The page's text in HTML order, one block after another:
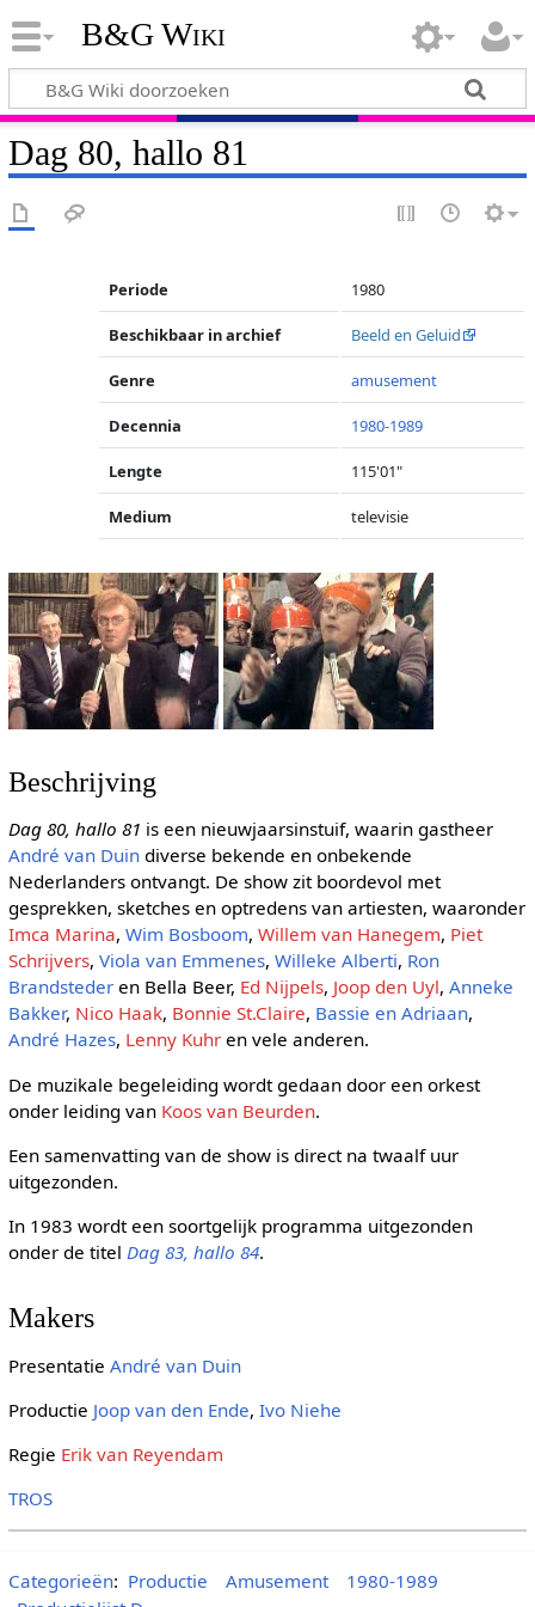
B&G Wiki
Dag 80, hallo 81
Periode 1980
Beschikbaar in archief Beeld en Geluid
Genre amusement
Decennia 1980-1989
Lengte 115'01"
Medium televisie
Beschrijving
Dag 80, hallo 81 is een nieuwjaarsinstuif, waarin gastheer
André van Duindiverse bekende en onbekende
Nederlanders ontvangt. De show zit boordevol met
gesprekken, sketches en optredens van artiesten, waaronder
Imca Marina, Wim Bosboom, Willem van Hanegem, Piet
Schrijvers, Viola van Emmenes, Willeke Alberti, Ron
Brandstederen Bella Beer, Ed Nijpels, Joop den Uyl, Anneke
Bakker, Nico Haak, Bonnie St.Claire, Bassie en Adriaan,
André Hazes, Lenny Kuhren vele anderen.
De muzikale begeleiding wordt gedaan door een orkest
onder leiding van Koos van Beurden.
Een samenvatting van de show is direct na twaalf uur
uitgezonden.
In 1983 wordt een soortgelijk programma uitgezonden
onder de titel Dag 83, hallo 84.
Makers
Presentatie André van Duin
Productie Joop van den Ende, Ivo Niehe
Regie Erik van Reyendam
TROS
Categorieën: Productie Amusement
1980-1989